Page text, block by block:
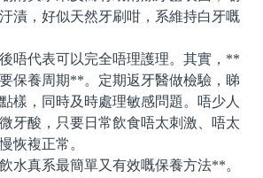
漬，好似天然牙刷咁，系維持白牙嘅
代表可以完全唔理護理。其實，**
保養周期**。定期返牙醫做檢驗，睇
樣，同時及時處理敏感問題。唔少人
牙酸，只要日常飲食唔太刺激、唔太
恢複正常。
真系最簡單又有效嘅保養方法**。